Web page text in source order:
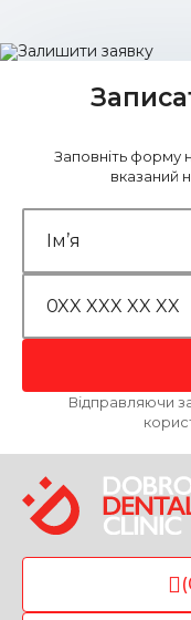
Заповніть форму
вказаний
Відправляючи